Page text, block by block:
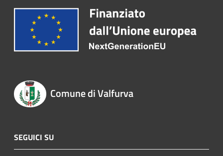
Comune di Valfurva
SEGUICI SU